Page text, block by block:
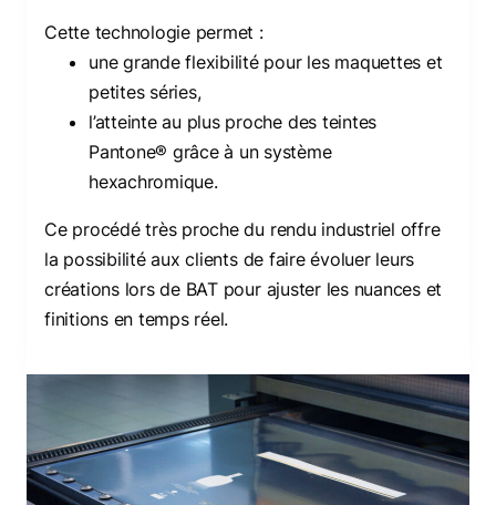
Cette technologie permet :
une grande flexibilité pour les maquettes et
petites séries,
l’atteinte au plus proche des teintes
Pantone® grâce à un système
hexachromique.
Ce procédé très proche du rendu industriel offre
la possibilité aux clients de faire évoluer leurs
créations lors de BAT pour ajuster les nuances et
finitions en temps réel.